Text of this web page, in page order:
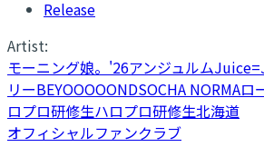
Release
Artist:
モーニング娘。'26アンジュルム
リーBEYOOOOONDSOCHA NORMAロ
ロプロ研修生ハロプロ研修生北海道
オフィシャルファンクラブ